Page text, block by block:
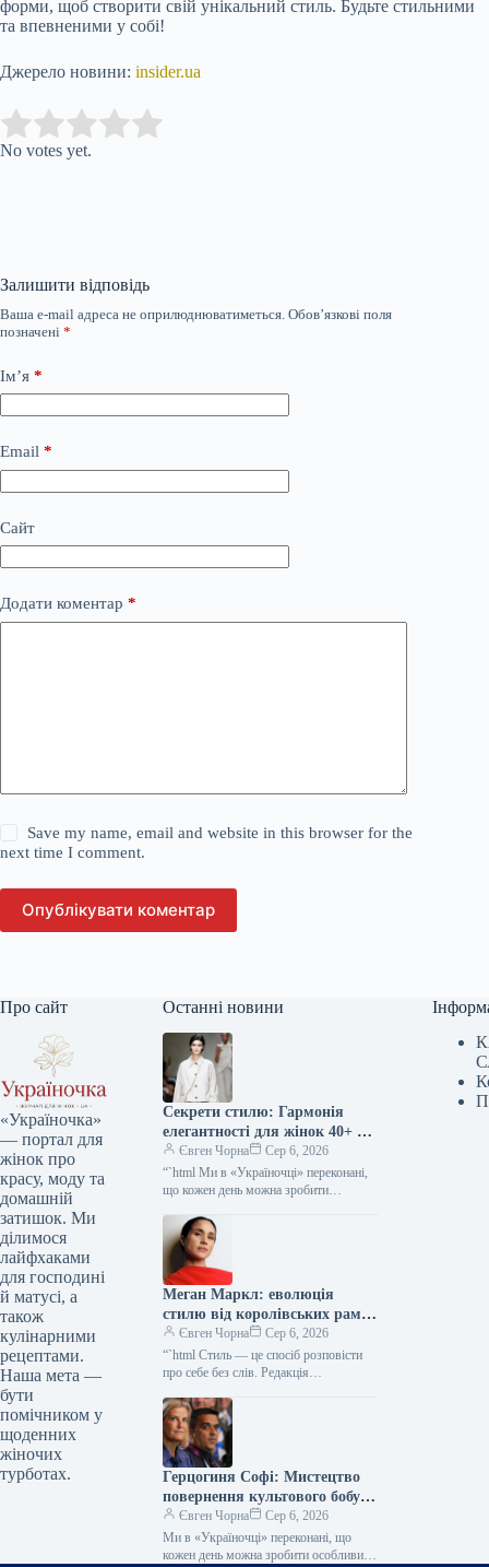
форми, щоб створити свій унікальний стиль. Будьте стильними
та впевненими у собі!
Джерело новини: insider.ua
Rate this item:
No votes yet.
Залишити відповідь
Ваша e-mail адреса не оприлюднюватиметься. Обов’язкові поля
позначені *
Ім’я *
Email *
Сайт
Додати коментар *
Save my name, email and website in this browser for the
next time I comment.
Опублікувати коментар
Про сайт
«Україночка»
— портал для
жінок про
красу, моду та
домашній
затишок. Ми
ділимося
лайфхаками
для господині
й матусі, а
також
кулінарними
рецептами.
Наша мета —
бути
помічником у
щоденних
жіночих
турботах.
Останні новини
Секрети стилю: Гармонія
елегантності для жінок 40+ від
топ-стилістки
Євген Чорна
Сер 6, 2026
“`html Ми в «Україночці» переконані,
що кожен день можна зробити
трішки натхнення. Сьогодні ми
розбираємося…
Меган Маркл: еволюція
стилю від королівських рамок
до тренду тихої розкоші
Євген Чорна
Сер 6, 2026
“`html Стиль — це спосіб розповісти
про себе без слів. Редакція
останніми тенденціями, і сьогодні
ми…
Герцогиня Софі: Мистецтво
повернення культового бобу
90-х у новій грані розкішної
гармонії
Євген Чорна
Сер 6, 2026
Ми в «Україночці» переконані, що
кожен день можна зробити особливим,